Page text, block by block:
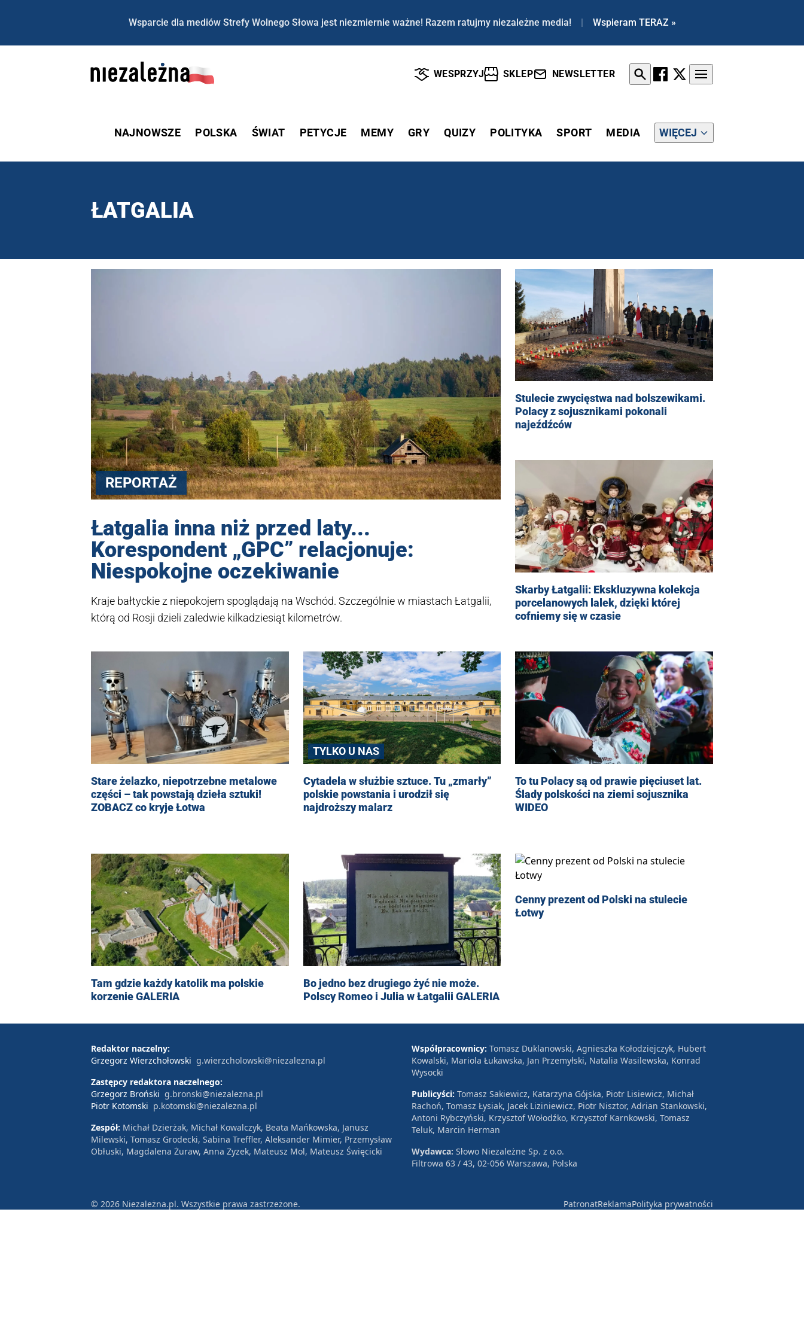
Wsparcie dla mediów Strefy Wolnego Słowa jest niezmiernie ważne! Razem ratujmy niezależne media! | Wspieram TERAZ »
WESPRZYJ SKLEP NEWSLETTER
NAJNOWSZE POLSKA ŚWIAT PETYCJE MEMY GRY QUIZY POLITYKA SPORT MEDIA WIĘCEJ
ŁATGALIA
REPORTAŻ
Łatgalia inna niż przed laty...
Korespondent „GPC” relacjonuje:
Niespokojne oczekiwanie
Kraje bałtyckie z niepokojem spoglądają na Wschód. Szczególnie w miastach Łatgalii,
którą od Rosji dzieli zaledwie kilkadziesiąt kilometrów.
Stulecie zwycięstwa nad bolszewikami.
Polacy z sojusznikami pokonali
najeźdźców
Skarby Łatgalii: Ekskluzywna kolekcja
porcelanowych lalek, dzięki której
cofniemy się w czasie
Stare żelazko, niepotrzebne metalowe
części – tak powstają dzieła sztuki!
ZOBACZ co kryje Łotwa
TYLKO U NAS
Cytadela w służbie sztuce. Tu „zmarły”
polskie powstania i urodził się
najdroższy malarz
To tu Polacy są od prawie pięciuset lat.
Ślady polskości na ziemi sojusznika
WIDEO
Tam gdzie każdy katolik ma polskie
korzenie GALERIA
Bo jedno bez drugiego żyć nie może.
Polscy Romeo i Julia w Łatgalii GALERIA
Cenny prezent od Polski na stulecie
Łotwy
Redaktor naczelny:
Grzegorz Wierzchołowski g.wierzcholowski@niezalezna.pl
Zastępcy redaktora naczelnego:
Grzegorz Broński g.bronski@niezalezna.pl
Piotr Kotomski p.kotomski@niezalezna.pl
Zespół: Michał Dzierżak, Michał Kowalczyk, Beata Mańkowska, Janusz
Milewski, Tomasz Grodecki, Sabina Treffler, Aleksander Mimier, Przemysław
Obłuski, Magdalena Żuraw, Anna Zyzek, Mateusz Mol, Mateusz Święcicki
Współpracownicy: Tomasz Duklanowski, Agnieszka Kołodziejczyk, Hubert
Kowalski, Mariola Łukawska, Jan Przemyłski, Natalia Wasilewska, Konrad
Wysocki
Publicyści: Tomasz Sakiewicz, Katarzyna Gójska, Piotr Lisiewicz, Michał
Rachoń, Tomasz Łysiak, Jacek Liziniewicz, Piotr Nisztor, Adrian Stankowski,
Antoni Rybczyński, Krzysztof Wołodźko, Krzysztof Karnkowski, Tomasz
Teluk, Marcin Herman
Wydawca: Słowo Niezależne Sp. z o.o.
Filtrowa 63 / 43, 02-056 Warszawa, Polska
© 2026 Niezależna.pl. Wszystkie prawa zastrzeżone. PatronatReklamaPolityka prywatności